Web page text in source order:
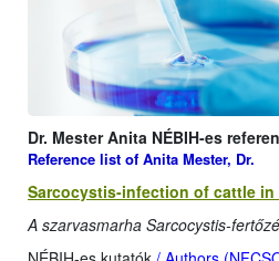
Dr. Mester Anita NÉBIH-es
Reference list of Anita Mester, Dr.
Sarcocystis-infection of cattle in
A szarvasmarha Sarcocystis-